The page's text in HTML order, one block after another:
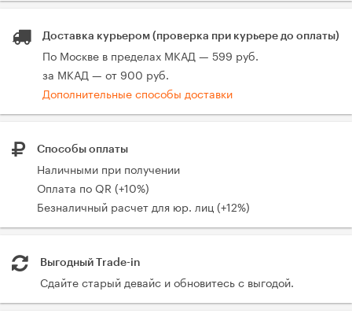
Доставка курьером (проверка при курьере до оплаты)
По Москве в пределах МКАД — 599 руб.
за МКАД — от 900 руб.
Дополнительные способы доставки
Способы оплаты
Наличными при получении
Оплата по QR (+10%)
Безналичный расчет для юр. лиц (+12%)
Выгодный Trade-in
Сдайте старый девайс и обновитесь с выгодой.